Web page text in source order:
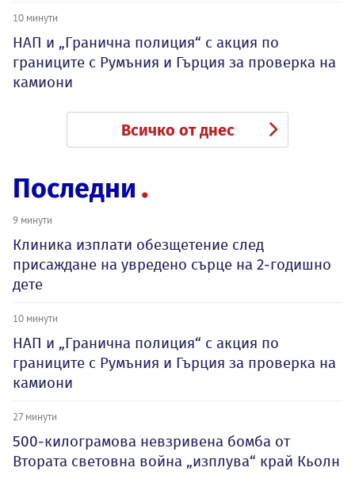
10 минути
НАП и „Гранична полиция“ с акция по
границите с Румъния и Гърция за проверка на
камиони
Всичко от днес
Последни
9 минути
Клиника изплати обезщетение след
присаждане на увредено сърце на 2-годишно
дете
10 минути
НАП и „Гранична полиция“ с акция по
границите с Румъния и Гърция за проверка на
камиони
27 минути
500-килограмова невзривена бомба от
Втората световна война „изплува“ край Кьолн